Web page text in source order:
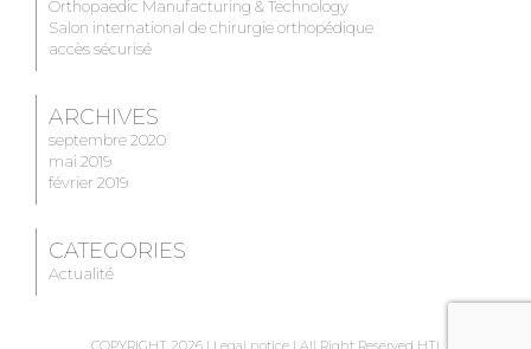
Orthopaedic Manufacturing & Technology
Salon international de chirurgie orthopédique
accès sécurisé
ARCHIVES
septembre 2020
mai 2019
février 2019
CATEGORIES
Actualité
COPYRIGHT 2026 | Legal notice | All Right Reserved HTI